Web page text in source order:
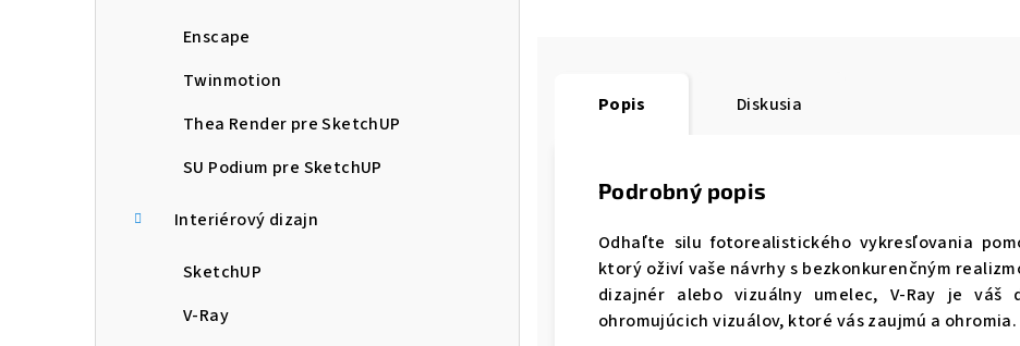
Enscape
Twinmotion
Thea Render pre SketchUP
SU Podium pre SketchUP
Interiérový dizajn
SketchUP
V-Ray
Popis Diskusia
Podrobný popis
Odhaľte silu fotorealistického vykresľovania
ktorý oživí vaše návrhy s bezkonkurenčným
dizajnér alebo vizuálny umelec, V-Ray je váš
ohromujúcich vizuálov, ktoré